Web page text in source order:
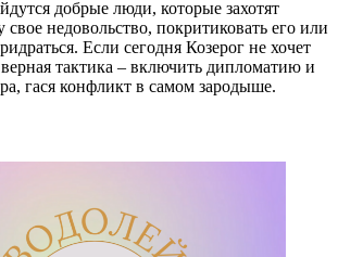
добрые люди, которые захотят
свое недовольство, покритиковать его или
Если сегодня Козерог не хочет
тактика – включить дипломатию и
гася конфликт в самом зародыше.